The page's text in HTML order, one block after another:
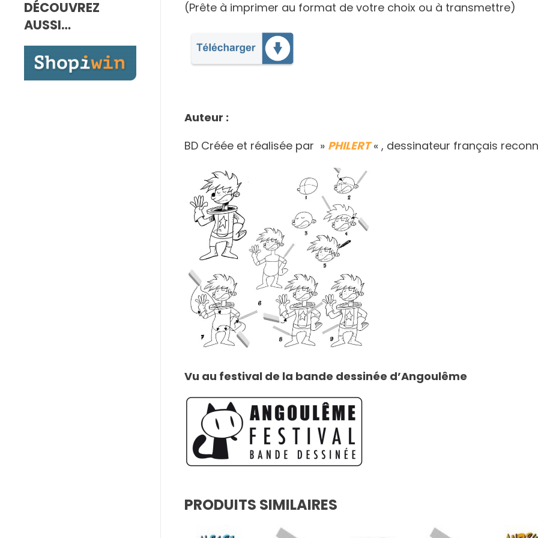
(Prête à imprimer au format de votre choix ou à transmettre)
Auteur :
BD Créée et réalisée par » PHILERT« , dessinateur français
Vu au festival de la bande dessinée d’Angoulême
PRODUITS SIMILAIRES
DÉCOUVREZ
AUSSI…